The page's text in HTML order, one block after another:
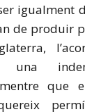
igualment
de produir
una
que